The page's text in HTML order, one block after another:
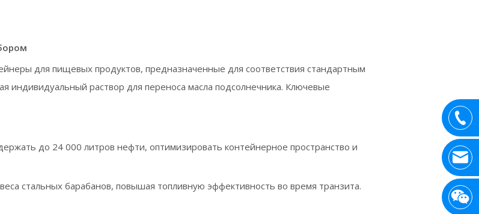
для пищевых продуктов, предназначенные для соответствия стандартным
индивидуальный раствор для переноса масла подсолнечника. Ключевые
до 24 000 литров нефти, оптимизировать контейнерное пространство и
стальных барабанов, повышая топливную эффективность во время транзита.